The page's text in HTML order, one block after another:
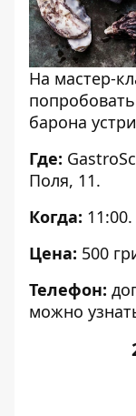
На мастер-
барона
Где:
Поля, 11.
Когда: 11:00.
Цена: 500
Телефон:
можно